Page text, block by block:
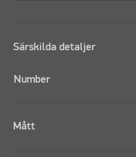
Särskilda detaljer
Number
Mått